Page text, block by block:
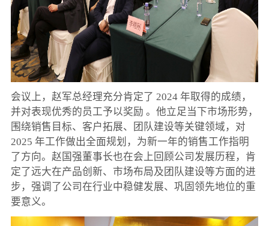
会议上，赵军总经理充分肯定了 2024 年取得的成绩，
并对表现优秀的员工予以奖励 。他立足当下市场形势，
围绕销售目标、客户拓展、团队建设等关键领域，对
2025 年工作做出全面规划，为新一年的销售工作指明
了方向。赵国强董事长也在会上回顾公司发展历程，肯
定了远大在产品创新、市场布局及团队建设等方面的进
步，强调了公司在行业中稳健发展、巩固领先地位的重
要意义。